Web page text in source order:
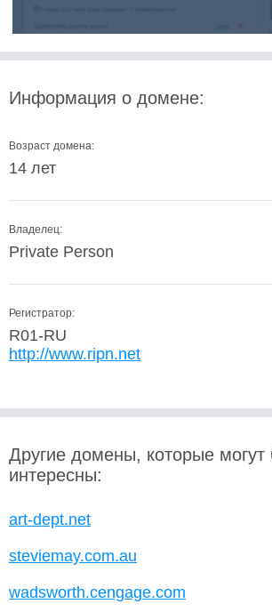
Информация о домене:
Возраст домена:
14 лет
Владелец:
Private Person
Регистратор:
R01-RU
http://www.ripn.net
Другие домены, которые могут
интересны:
art-dept.net
steviemay.com.au
wadsworth.cengage.com